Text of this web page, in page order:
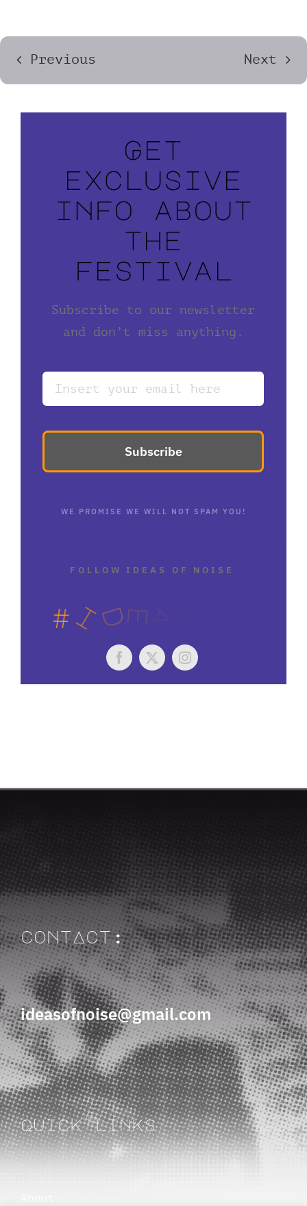
Previous Next
Get
exclusive
info about
the
festival
Subscribe to our newsletter
and don’t miss anything.
Subscribe
WE PROMISE WE WILL NOT SPAM YOU!
FOLLOW IDEAS OF NOISE
contAct:
ideasofnoise@gmail.com
quick links